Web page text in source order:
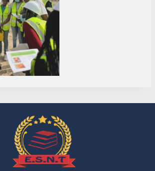
AVIS AUX VISITEURS